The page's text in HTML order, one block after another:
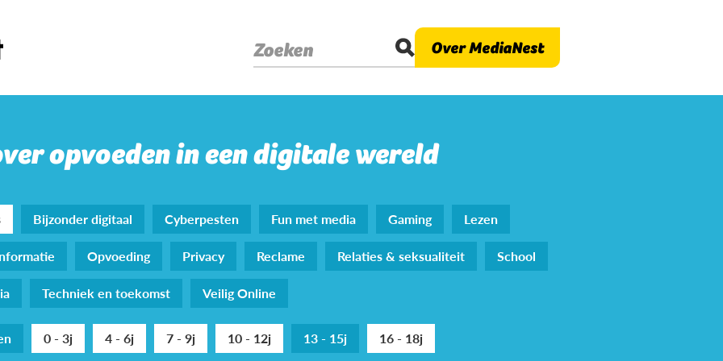
Zoeken Over MediaNest
opvoeden in een digitale wereld
Bijzonder digitaal Cyberpesten Fun met media Gaming
Lezen
Opvoeding Privacy Reclame Relaties & seksualiteit
School
Techniek en toekomst Veilig Online
0 - 3j 4 - 6j 7 - 9j 10 - 12j 13 - 15j 16 - 18j